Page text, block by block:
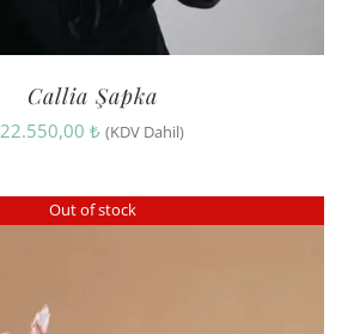
Callia Şapka
22.550,00 ₺ (KDV Dahil)
Out of stock